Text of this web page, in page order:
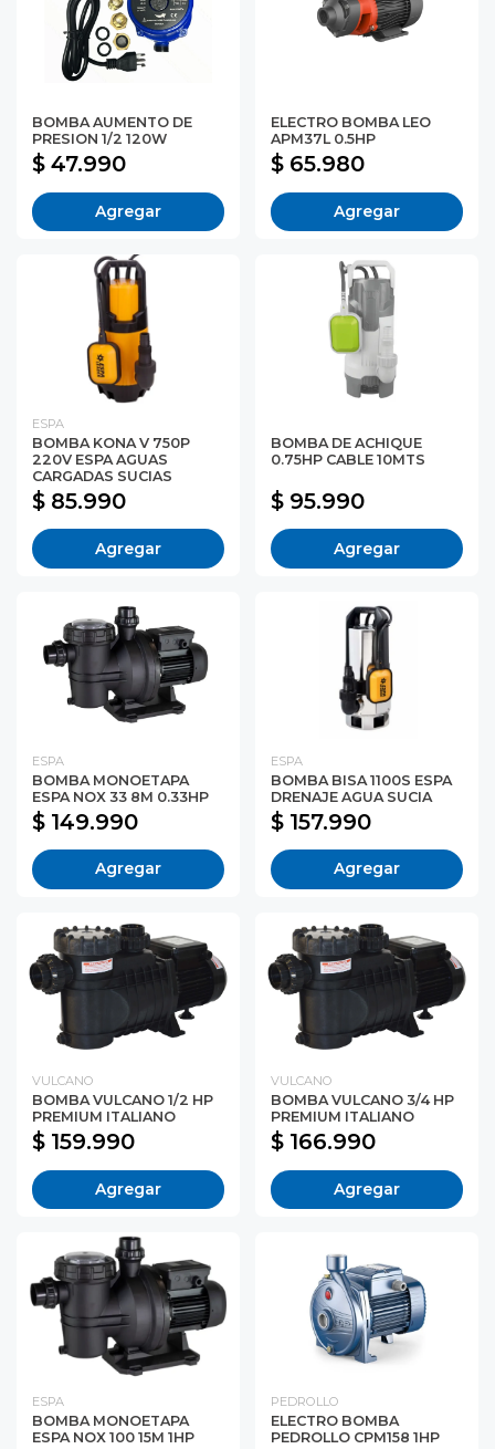
BOMBA AUMENTO DE
PRESION 1/2 120W
$ 47.990
Agregar
ELECTRO BOMBA LEO
APM37L 0.5HP
$ 65.980
Agregar
ESPA
BOMBA KONA V 750P
220V ESPA AGUAS
CARGADAS SUCIAS
$ 85.990
Agregar
BOMBA DE ACHIQUE
0.75HP CABLE 10MTS
$ 95.990
Agregar
ESPA
BOMBA MONOETAPA
ESPA NOX 33 8M 0.33HP
$ 149.990
Agregar
ESPA
BOMBA BISA 1100S ESPA
DRENAJE AGUA SUCIA
$ 157.990
Agregar
VULCANO
BOMBA VULCANO 1/2 HP
PREMIUM ITALIANO
$ 159.990
Agregar
VULCANO
BOMBA VULCANO 3/4 HP
PREMIUM ITALIANO
$ 166.990
Agregar
ESPA
BOMBA MONOETAPA
ESPA NOX 100 15M 1HP
PEDROLLO
ELECTRO BOMBA
PEDROLLO CPM158 1HP